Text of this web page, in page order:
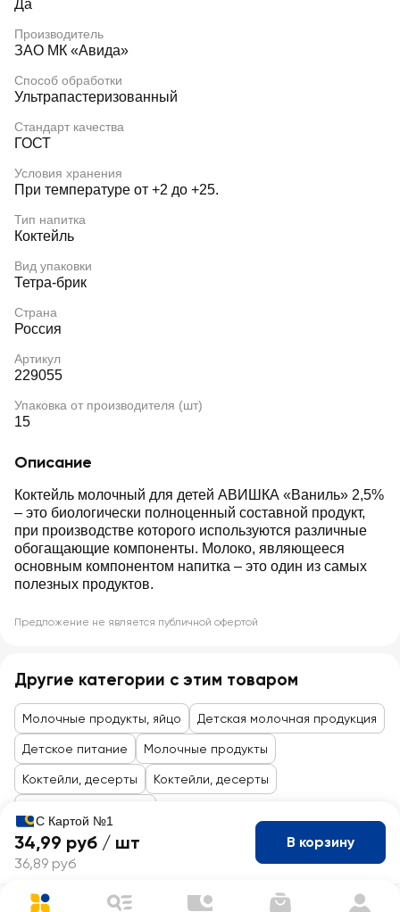
Да
Производитель
ЗАО МК «Авида»
Способ обработки
Ультрапастеризованный
Стандарт качества
ГОСТ
Условия хранения
При температуре от +2 до +25.
Тип напитка
Коктейль
Вид упаковки
Тетра-брик
Страна
Россия
Артикул
229055
Упаковка от производителя (шт)
15
Описание
Коктейль молочный для детей АВИШКА «Ваниль» 2,5%
– это биологически полноценный составной продукт,
при производстве которого используются различные
обогащающие компоненты. Молоко, являющееся
основным компонентом напитка – это один из самых
полезных продуктов.
Предложение не является публичной офертой
Другие категории с этим товаром
Молочные продукты, яйцо Детская молочная продукция
Детское питание Молочные продукты
Коктейли, десерты Коктейли, десерты
С Картой №1
34,99 руб / шт
36,89 руб
В корзину